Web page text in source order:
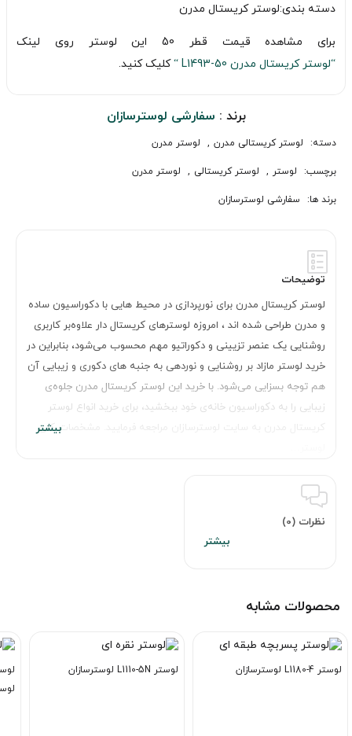
دسته بندی:لوستر کریستال مدرن
برای مشاهده قیمت قطر 50 این لوستر روی لینک
“لوستر کریستال مدرن L1493-50 “
کلیک کنید.
برند : سفارشی لوسترسازان
دسته: لوستر کریستالی مدرن , لوستر مدرن
برچسب: لوستر , لوستر کریستالی , لوستر مدرن
برند ها: سفارشی لوسترسازان
توضیحات
لوستر کریستال مدرن برای نورپردازی در محیط هایی با دکوراسیون ساده
و مدرن طراحی شده اند ، امروزه لوسترهای کریستال دار علاوه‌بر کاربری
روشنایی یک عنصر تزیینی و دکوراتیو مهم محسوب می‌شود، بنابراین در
خرید لوستر مازاد بر روشنایی و نوردهی به جنبه های دکوری و زیبایی آن
هم توجه بسزایی می‌شود. با خرید این لوستر کریستال مدرن جلوه‌ی
زیبایی را به دکوراسیون خانه‌ی خود ببخشید، برای خرید انواع لوستر
کریستال مدرن به سایت لوسترسازان مراجعه فرمایید. مشخصات کلی
نظرات (0)
محصولات مشابه
لوستر L1180-4 لوسترسازان لوستر L1110-5N لوسترسازان